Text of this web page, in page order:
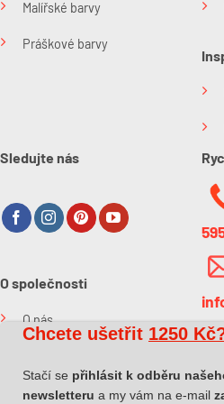
Malířské barvy
Práškové barvy
Sledujte nás
O společnosti
O nás
Chcete ušetřit 1250
Stačí se přihlásit k odběru
newsletteru a my vám na e-mail